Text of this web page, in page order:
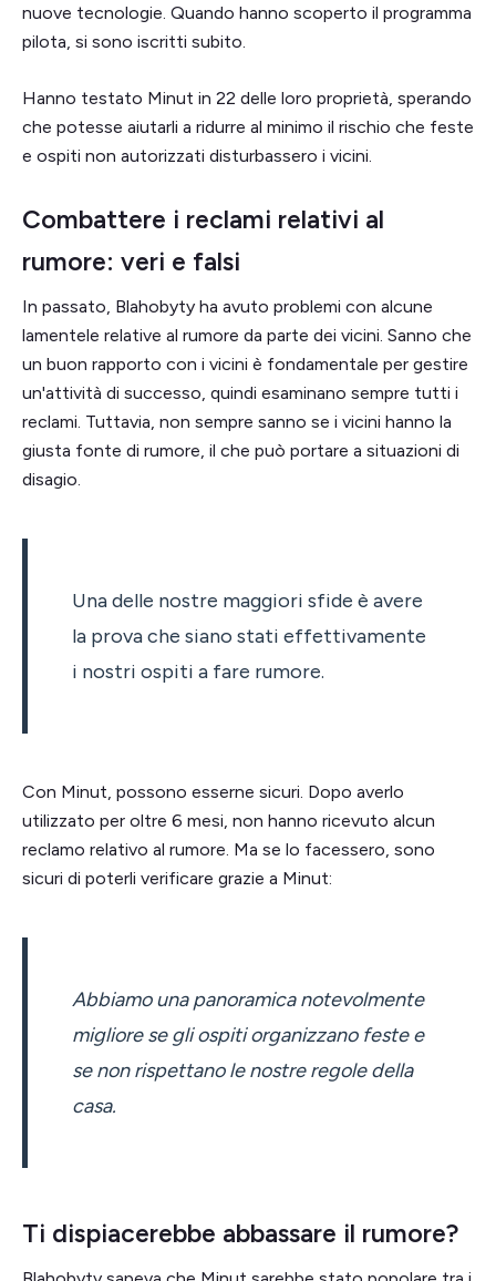
nuove tecnologie. Quando hanno scoperto il programma
pilota, si sono iscritti subito.
Hanno testato Minut in 22 delle loro proprietà, sperando
che potesse aiutarli a ridurre al minimo il rischio che feste
e ospiti non autorizzati disturbassero i vicini.
Combattere i reclami relativi al
rumore: veri e falsi
In passato, Blahobyty ha avuto problemi con alcune
lamentele relative al rumore da parte dei vicini. Sanno che
un buon rapporto con i vicini è fondamentale per gestire
un'attività di successo, quindi esaminano sempre tutti i
reclami. Tuttavia, non sempre sanno se i vicini hanno la
giusta fonte di rumore, il che può portare a situazioni di
disagio.
Una delle nostre maggiori sfide è avere
la prova che siano stati effettivamente
i nostri ospiti a fare rumore.
Con Minut, possono esserne sicuri. Dopo averlo
utilizzato per oltre 6 mesi, non hanno ricevuto alcun
reclamo relativo al rumore. Ma se lo facessero, sono
sicuri di poterli verificare grazie a Minut:
Abbiamo una panoramica notevolmente
migliore se gli ospiti organizzano feste e
se non rispettano le nostre regole della
casa.
Ti dispiacerebbe abbassare il rumore?